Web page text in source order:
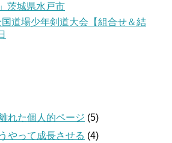
茨城県水戸市
道場少年剣道大会【組合せ＆結
れた個人的ページ (5)
やって成長させる (4)